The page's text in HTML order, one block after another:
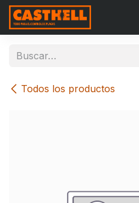
Ir al contenido
Todos los productos